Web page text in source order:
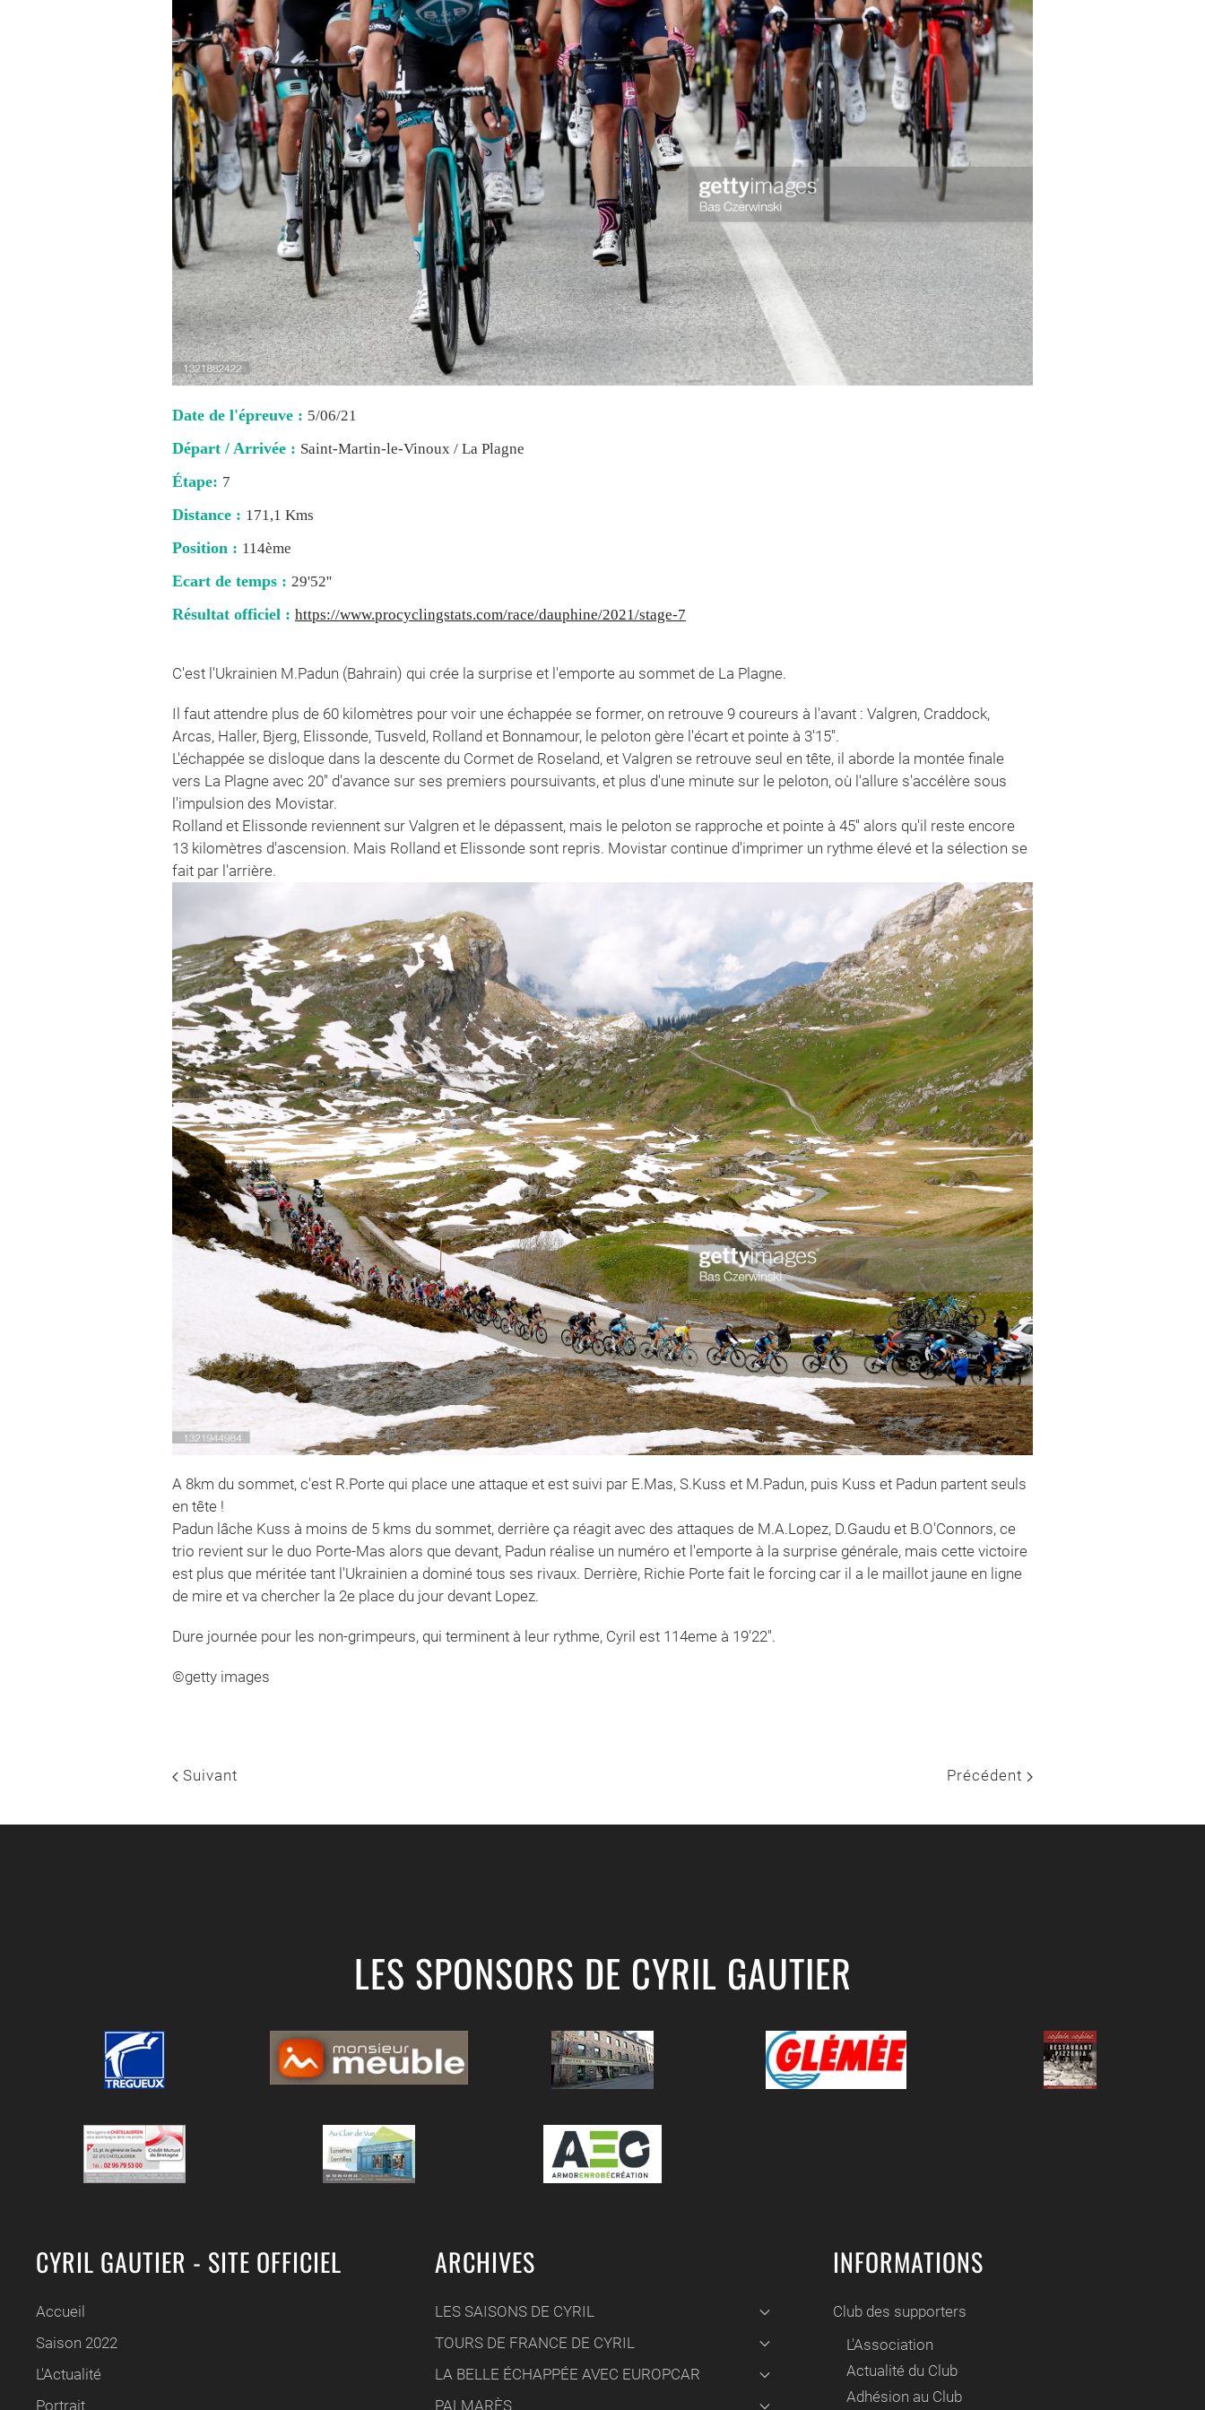
Date de l'épreuve : 5/06/21
Départ / Arrivée : Saint-Martin-le-Vinoux / La Plagne
Étape: 7
Distance : 171,1 Kms
Position : 114ème
Ecart de temps : 29'52''
Résultat officiel : https://www.procyclingstats.com/race/dauphine/2021/stage-7
C'est l'Ukrainien M.Padun (Bahrain) qui crée la surprise et l'emporte au sommet de La Plagne.
Il faut attendre plus de 60 kilomètres pour voir une échappée se former, on retrouve 9 coureurs à l'avant : Valgren, Craddock,
Arcas, Haller, Bjerg, Elissonde, Tusveld, Rolland et Bonnamour, le peloton gère l'écart et pointe à 3'15''.
L'échappée se disloque dans la descente du Cormet de Roseland, et Valgren se retrouve seul en tête, il aborde la montée finale
vers La Plagne avec 20'' d'avance sur ses premiers poursuivants, et plus d'une minute sur le peloton, où l'allure s'accélère sous
l'impulsion des Movistar.
Rolland et Elissonde reviennent sur Valgren et le dépassent, mais le peloton se rapproche et pointe à 45'' alors qu'il reste encore
13 kilomètres d'ascension. Mais Rolland et Elissonde sont repris. Movistar continue d'imprimer un rythme élevé et la sélection se
fait par l'arrière.
A 8km du sommet, c'est R.Porte qui place une attaque et est suivi par E.Mas, S.Kuss et M.Padun, puis Kuss et Padun partent seuls
en tête !
Padun lâche Kuss à moins de 5 kms du sommet, derrière ça réagit avec des attaques de M.A.Lopez, D.Gaudu et B.O'Connors, ce
trio revient sur le duo Porte-Mas alors que devant, Padun réalise un numéro et l'emporte à la surprise générale, mais cette victoire
est plus que méritée tant l'Ukrainien a dominé tous ses rivaux. Derrière, Richie Porte fait le forcing car il a le maillot jaune en ligne
de mire et va chercher la 2e place du jour devant Lopez.
Dure journée pour les non-grimpeurs, qui terminent à leur rythme, Cyril est 114eme à 19'22''.
©getty images
Suivant Précédent
LES SPONSORS DE CYRIL GAUTIER
CYRIL GAUTIER - SITE OFFICIEL
Accueil
Saison 2022
L'Actualité
Portrait
ARCHIVES
LES SAISONS DE CYRIL
TOURS DE FRANCE DE CYRIL
LA BELLE ÉCHAPPÉE AVEC EUROPCAR
PALMARÈS
INFORMATIONS
Club des supporters
L'Association
Actualité du Club
Adhésion au Club